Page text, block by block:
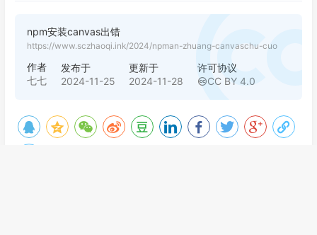
npm安装canvas出错
https://www.sczhaoqi.ink/2024/npman-zhuang-canvaschu-cuo
作者
七七
发布于
2024-11-25
更新于
2024-11-28
许可协议
CC BY 4.0